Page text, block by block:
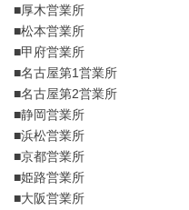
■厚木営業所
■松本営業所
■甲府営業所
■名古屋第1営業所
■名古屋第2営業所
■静岡営業所
■浜松営業所
■京都営業所
■姫路営業所
■大阪営業所